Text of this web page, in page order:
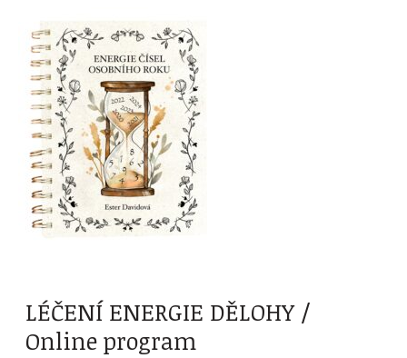
LÉČENÍ ENERGIE DĚLOHY /
Online program